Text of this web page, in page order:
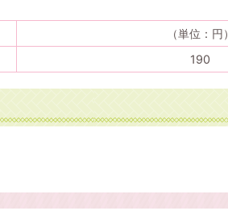
（単位：円）
190